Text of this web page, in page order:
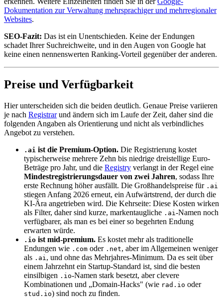
Dokumentation zur Verwaltung mehrsprachiger und mehrregionaler
Websites.
SEO-Fazit: Das ist ein Unentschieden. Keine der Endungen
schadet Ihrer Suchreichweite, und in den Augen von Google hat
keine einen nennenswerten Ranking-Vorteil gegenüber der anderen.
Preise und Verfügbarkeit
Hier unterscheiden sich die beiden deutlich. Genaue Preise variieren
je nach Registrarund ändern sich im Laufe der Zeit, daher sind die
folgenden Angaben als Orientierung und nicht als verbindliches
Angebot zu verstehen.
.ai ist die Premium-Option. Die Registrierung kostet
typischerweise mehrere Zehn bis niedrige dreistellige Euro-
Beträge pro Jahr, und die Registry verlangt in der Regel eine
Mindestregistrierungsdauer von zwei Jahren, sodass Ihre
erste Rechnung höher ausfällt. Die Großhandelspreise für .ai
stiegen Anfang 2026 erneut, ein Aufwärtstrend, der durch die
KI-Ära angetrieben wird. Die Kehrseite: Diese Kosten wirken
als Filter, daher sind kurze, markentaugliche .ai -Namen noch
verfügbarer, als man es bei einer so begehrten Endung
erwarten würde.
.io ist mid-premium. Es kostet mehr als traditionelle
Endungen wie .com oder .net, aber im Allgemeinen weniger
als .ai , und ohne das Mehrjahres-Minimum. Da es seit über
einem Jahrzehnt ein Startup-Standard ist, sind die besten
einsilbigen .io-Namen stark besetzt, aber clevere
Kombinationen und „Domain-Hacks" (wie rad.io oder
stud.io) sind noch zu finden.